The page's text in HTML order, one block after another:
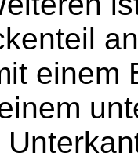
einem